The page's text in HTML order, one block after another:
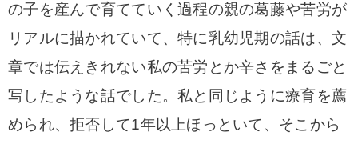
の子を産んで育てていく過程の親の葛藤や苦労が
リアルに描かれていて、特に乳幼児期の話は、文
章では伝えきれない私の苦労とか辛さをまるごと
写したような話でした。私と同じように療育を薦
められ、拒否して1年以上ほっといて、そこから